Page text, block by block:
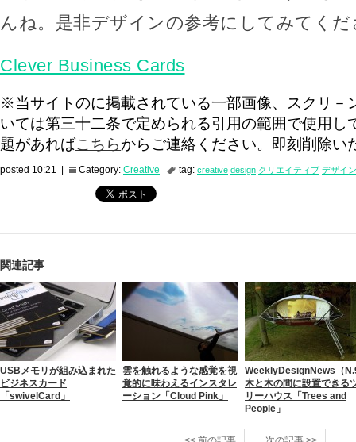
んね。是非デザインの参考にしてみてくだ
Clever Business Cards
※当サイトのに掲載されている一部画像、スクリ－
いては第三十二条で定められる引用の範囲で使用し
題があればこちらからご連絡ください。即刻削除い
posted 10:21 | Category: Creative tag: creative design クリエイティブ デザイン
関連記事
USBメモリが組み込まれた
ビジネスカード
「swivelCard」
雲を触れるような感覚を視
覚的に味わえるインスタレ
ーション「Cloud Pink」
WeeklyDesignNews（
木と木の間に設置できる
リーハウス「Trees and
People」